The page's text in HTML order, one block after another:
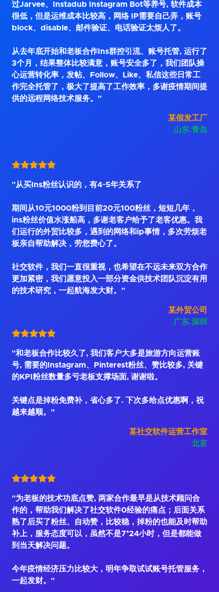
过Jarvee、Instadub Instagram Bot等养号, 软件成本
很低，但是运维成本比较高，网络 IP需要自己弄，账号
block、disable、邮件验证、电话验证太烦人了。
从去年底开始和老板合作Ins群控引流、账号托管, 运行了
3个月，结果整体比较满意，账号安全多了，我们团队操
心运营转化率，发帖、Follow、Like、私信这些日常工
作完全托管了，极大了提高了工作效率，多谢疫情期间提
供的远程网络技术服务。"
某假发工厂
山东.青岛
"从买Ins粉丝认识的，有4~5年关系了
期间从10元1000粉到目前20元100粉丝，短短几年，
ins粉丝价值水涨船高，多谢老客户给予了老客优惠。我
们运行的外贸比较多，遇到的网络和ip事情，多次劳烦老
板亲自帮助解决，劳您费心了。
社交软件，我们一直很重视，也希望在不远未来双方合作
更加紧密，我们愿意投入一部分资金供技术团队沉淀有用
的技术研究，一起航海发大财。"
某外贸公司
广东.深圳
"和老板合作比较久了, 我们客户大多是旅游方向运营账
号, 需要的Instagram、Pinterest粉丝、赞比较多, 关键
的KPI粉丝数量多亏老板支撑场面, 谢谢啦。
关键点是掉粉免费补，省心多了. 下次多给点优惠啊，祝
越来越顺。"
某社交软件运营工作室
北京
"为老板的技术功底点赞, 两家合作最早是从技术顾问合
作的，帮助我们解决了社交软件0经验的痛点；后面关系
熟了后买了粉丝、自动赞，比较稳，掉粉的也能及时帮助
补上，服务态度可以，虽然不是7*24小时，但是都能做
到当天解决问题。
今年疫情经济压力比较大，明年争取试试账号托管服务，
一起发财。"